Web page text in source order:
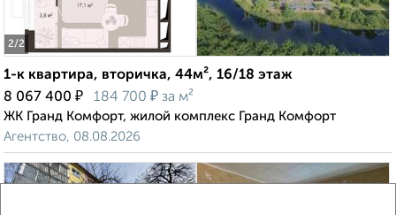
2/2
1-к квартира, вторичка, 44м², 16/18 этаж
8 067 400 ₽ 184 700 ₽ за м²
ЖК Гранд Комфорт, жилой комплекс Гранд Комфорт
Агентство, 08.08.2026